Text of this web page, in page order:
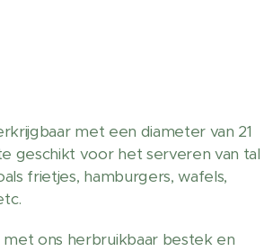
met een diameter van 21
geschikt voor het serveren van tal
frietjes, hamburgers, wafels,
ons herbruikbaar bestek en